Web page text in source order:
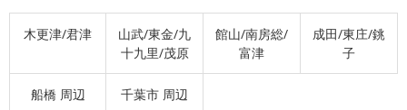
木更津/君津
山武/東金/九
十九里/茂原
館山/南房総/
富津
成田/東庄/銚
子
船橋 周辺 千葉市 周辺